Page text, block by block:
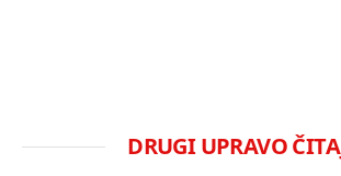
DRUGI UPRAVO